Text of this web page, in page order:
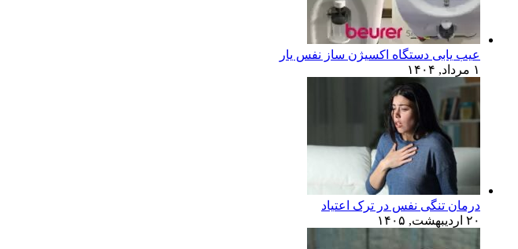
عیب یابی دستگاه اکسیژن ساز نفس یار
۱ مرداد, ۱۴۰۴
درمان تنگی نفس در ترک اعتیاد
۲۰ اردیبهشت, ۱۴۰۵